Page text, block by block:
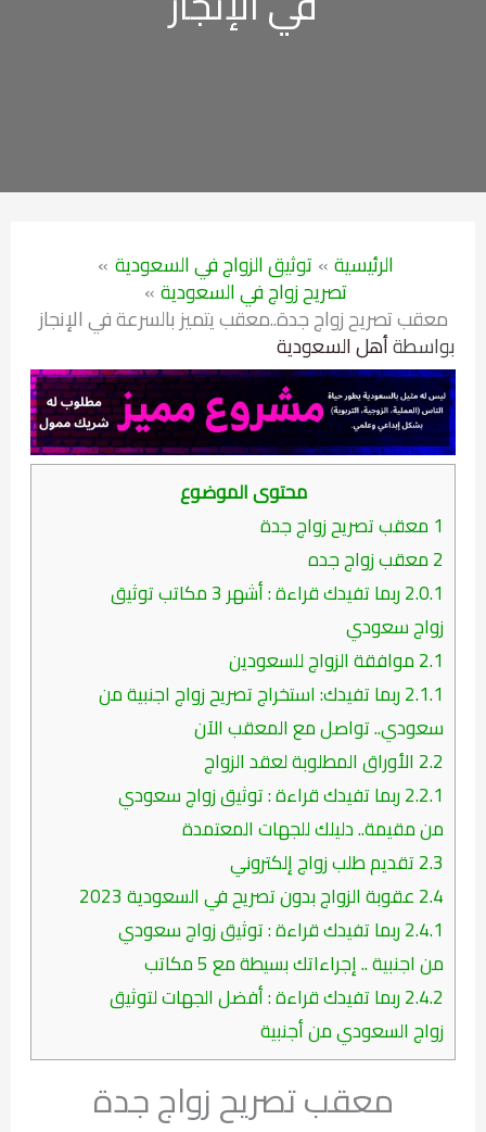
الرئيسية توثيق الزواج في السعودية
تصريح زواج في السعودية
معقب تصريح زواج جدة..معقب يتميز بالسرعة في الإنجاز
بواسطةأهل السعودية
محتوى الموضوع
1 معقب تصريح زواج جدة
2معقب زواج جده
2.0.1
ربما تفيدك قراءة : أشهر 3 مكاتب توثيق
زواج سعودي
2.1موافقة الزواج للسعودين
2.1.1ربما تفيدك: استخراج تصريح زواج اجنبية من
سعودي.. تواصل مع المعقب الآن
2.2 الأوراق المطلوبة لعقد الزواج
2.2.1ربما تفيدك قراءة : توثيق زواج سعودي
من مقيمة.. دليلك للجهات المعتمدة
2.3تقديم طلب زواج إلكتروني
2.4عقوبة الزواج بدون تصريح في السعودية 2023
2.4.1ربما تفيدك قراءة : توثيق زواج سعودي
من اجنبية .. إجراءاتك بسيطة مع 5 مكاتب
2.4.2ربما تفيدك قراءة : أفضل الجهات لتوثيق
زواج السعودي من أجنبية
معقب تصريح زواج جدة